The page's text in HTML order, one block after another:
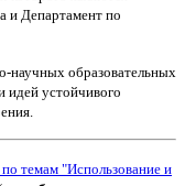
и Департамент по
научных образовательных
идей устойчивого
темам "Использование и